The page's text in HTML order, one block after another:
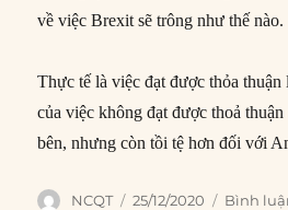
về việc Brexit sẽ trông như thế nào.
Thực tế là việc đạt được thỏa
của việc không đạt được thoả thuận
bên, nhưng còn tồi tệ hơn đối với
Author
NCQT
Posted
25/12/2020 Bình